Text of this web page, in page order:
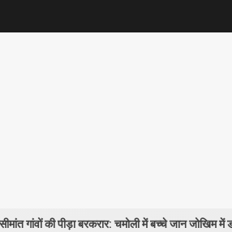
बरकरार: चमोली में बच्चे जान जोखिम में डालकर पार कर रहे